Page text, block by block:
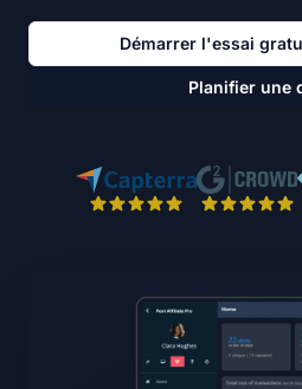
Démarrer l'essai
Planifier une